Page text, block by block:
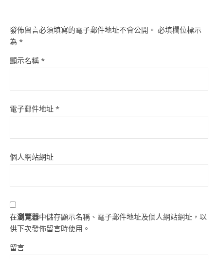
發佈留言必須填寫的電子郵件地址不會公開。 必填欄位標示
為 *
顯示名稱 *
電子郵件地址 *
個人網站網址
在瀏覽器中儲存顯示名稱、電子郵件地址及個人網站網址，以
供下次發佈留言時使用。
留言